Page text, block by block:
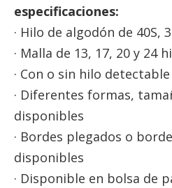
especificaciones:
· Hilo de algodón de 40S,
· Malla de 13, 17, 20 y 24
· Con o sin hilo
· Diferentes formas,
disponibles
· Bordes plegados o
disponibles
· Disponible en bolsa de